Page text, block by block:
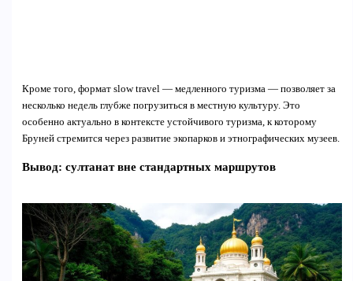
Кроме того, формат slow travel — медленного туризма — позволяет за
несколько недель глубже погрузиться в местную культуру. Это
особенно актуально в контексте устойчивого туризма, к которому
Бруней стремится через развитие экопарков и этнографических музеев.
Вывод: султанат вне стандартных маршрутов